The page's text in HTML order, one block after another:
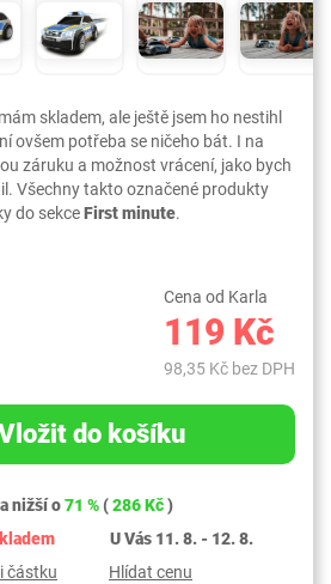
skladem, ale ještě jsem ho nestihl
ovšem potřeba se ničeho bát. I na
záruku a možnost vrácení, jako bych
Všechny takto označené produkty
do sekceFirst minute.
Cena od Karla
119 Kč
98,35 Kč bez DPH
do košíku
nižší o71 %(286 Kč)
U Vás 11. 8. - 12. 8.
částku
Hlídat cenu